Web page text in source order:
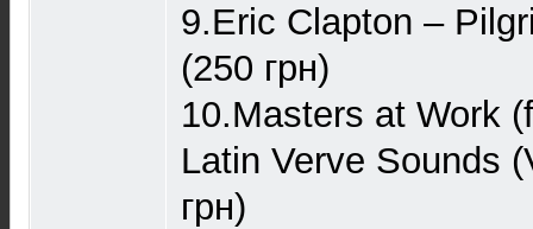
9.Eric Clapton –
(250 грн)
10.Masters at Work
Latin Verve Sounds
грн)